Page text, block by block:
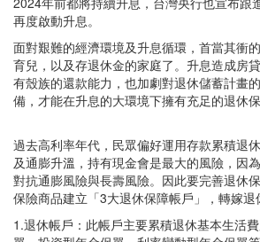
再度啟動升息。
面對艱難的經濟環境及升息循環，首當其衝
育兒，以及存退休金的家庭了。升息造成房
有殼族的還款能力，也加劇對退休儲蓄計畫
備，才能在升息的大環境下擁有充足的退休
過去高利率年代，民眾偏好運用存款累積退
及通膨升溫，持有現金會是最大的風險，因
對抗通膨風險與長壽風險。因此要完善退休
保險商品建立「3大退休保障帳戶」，轉嫁退
1.退休帳戶：此帳戶主要累積退休基本生活